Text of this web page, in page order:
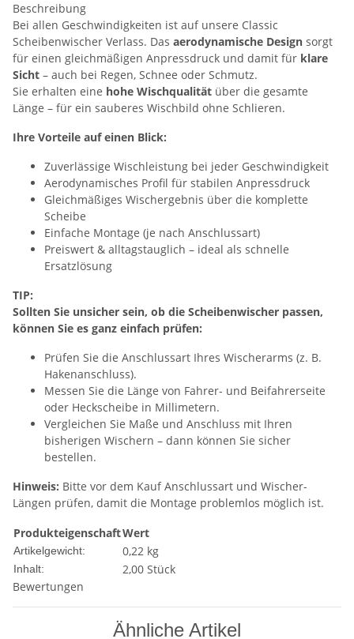
Beschreibung
Bei allen Geschwindigkeiten ist auf unsere Classic
Scheibenwischer Verlass. Das aerodynamische Design sorgt
für einen gleichmäßigen Anpressdruck und damit für klare
Sicht – auch bei Regen, Schnee oder Schmutz.
Sie erhalten eine hohe Wischqualität über die gesamte
Länge – für ein sauberes Wischbild ohne Schlieren.
Ihre Vorteile auf einen Blick:
Zuverlässige Wischleistung bei jeder Geschwindigkeit
Aerodynamisches Profil für stabilen Anpressdruck
Gleichmäßiges Wischergebnis über die komplette
Scheibe
Einfache Montage (je nach Anschlussart)
Preiswert & alltagstauglich – ideal als schnelle
Ersatzlösung
TIP:
Sollten Sie unsicher sein, ob die Scheibenwischer passen,
können Sie es ganz einfach prüfen:
Prüfen Sie die Anschlussart Ihres Wischerarms (z. B.
Hakenanschluss).
Messen Sie die Länge von Fahrer- und Beifahrerseite
oder Heckscheibe in Millimetern.
Vergleichen Sie Maße und Anschluss mit Ihren
bisherigen Wischern – dann können Sie sicher
bestellen.
Hinweis: Bitte vor dem Kauf Anschlussart und Wischer-
Längen prüfen, damit die Montage problemlos möglich ist.
ProdukteigenschaftWert
Artikelgewicht: 0,22 kg
Inhalt:
2,00 Stück
Bewertungen
Ähnliche Artikel